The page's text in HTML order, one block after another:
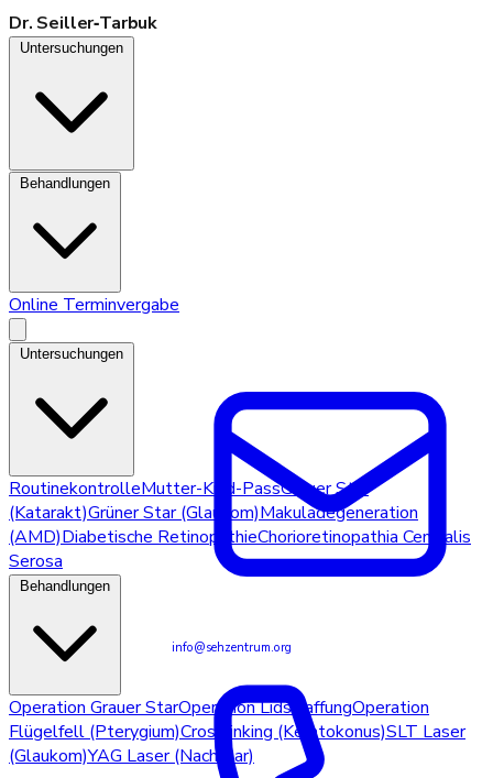
Dr. Seiller‑Tarbuk
Online Terminvergabe
info@sehzentrum.org
RoutinekontrolleMutter-Kind-PassGrauer Star
(Katarakt)Grüner Star (Glaukom)Makuladegeneration
(AMD)Diabetische RetinopathieChorioretinopathia Centralis
Serosa
Operation Grauer StarOperation LidstraffungOperation
Flügelfell (Pterygium)Crosslinking (Keratokonus)SLT Laser
(Glaukom)YAG Laser (Nachstar)